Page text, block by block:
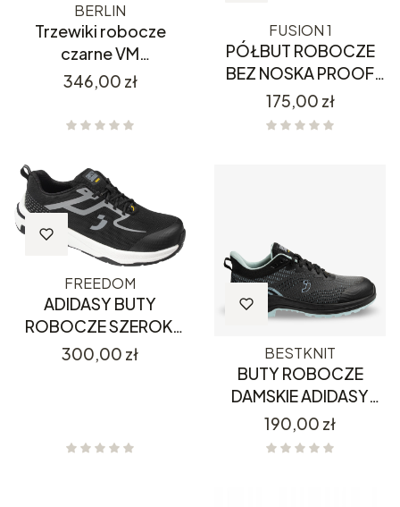
BERLIN
Trzewiki robocze
czarne VM
FOOTWEAR BERLIN
Cena
346,00 zł
FUSION 1
PÓŁBUT ROBOCZE
BEZ NOSKA PROOF
FUSION 1 OB SR FO
ESD
Cena
175,00 zł
FREEDOM
ADIDASY BUTY
ROBOCZE SZEROKI
NOSEK SAFETY
Cena
300,00 zł BESTKNIT
BUTY ROBOCZE
DAMSKIE ADIDASY
SAFETY JOGGER
BESTKNIT S1P
Cena
190,00 zł